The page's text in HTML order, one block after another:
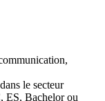
le secteur
ES, Bachelor ou